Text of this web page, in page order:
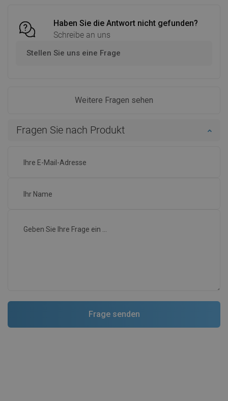
Haben Sie die Antwort nicht gefunden?
Schreibe an uns
Stellen Sie uns eine Frage
Weitere Fragen sehen
Fragen Sie nach Produkt